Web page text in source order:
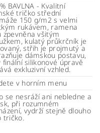
BAVLNA - Kvalitní
tričko střední
150 g/m2 s velmi
rukávem, ramena
zpevněna všitým
kulatý průkrčník je
střih je projmutý a
dámskou postavu,
finální silikonové úpravě
exkluzivní vzhled.
v horním menu
se nesráží ani nebledne a
při rozumném
vydrží stejně dlouho
tričko.